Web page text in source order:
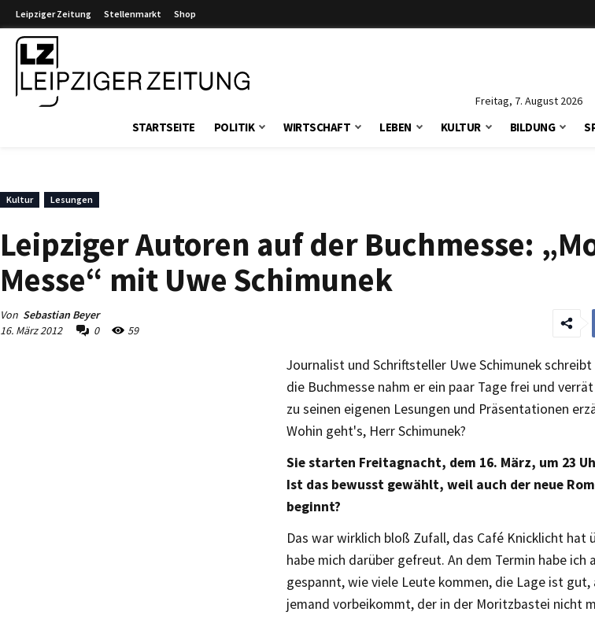
Leipziger Zeitung Stellenmarkt Shop
Freitag, 7. August 2026
STARTSEITE POLITIK WIRTSCHAFT LEBEN KULTUR BILDUNG
Kultur Lesungen
Leipziger Autoren auf der Buchmesse:
Messe“ mit Uwe Schimunek
Von Sebastian Beyer
16. März 2012
0 59
Journalist und Schriftsteller Uwe Schimunek
die Buchmesse nahm er ein paar Tage frei und
zu seinen eigenen Lesungen und Präsentationen
Wohin geht's, Herr Schimunek?
Sie starten Freitagnacht, dem 16. März, um 23
Ist das bewusst gewählt, weil auch der neue
beginnt?
Das war wirklich bloß Zufall, das Café Knicklicht hat
habe mich darüber gefreut. An dem Termin habe
gespannt, wie viele Leute kommen, die Lage ist
jemand vorbeikommt, der in der Moritzbastei nicht